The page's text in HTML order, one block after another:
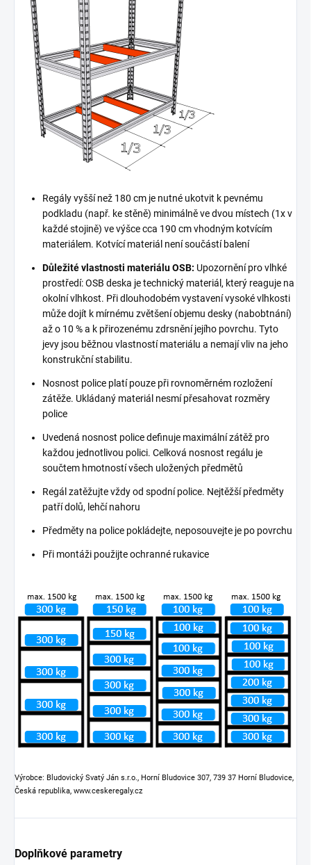
Regály vyšší než 180 cm je nutné ukotvit k pevnému
podkladu (např. ke stěně) minimálně ve dvou místech (1x v
každé stojině) ve výšce cca 190 cm vhodným kotvícím
materiálem. Kotvící materiál není součástí balení
Důležité vlastnosti materiálu OSB: Upozornění pro vlhké
prostředí: OSB deska je technický materiál, který reaguje na
okolní vlhkost. Při dlouhodobém vystavení vysoké vlhkosti
může dojít k mírnému zvětšení objemu desky (nabobtnání)
až o 10 % a k přirozenému zdrsnění jejího povrchu. Tyto
jevy jsou běžnou vlastností materiálu a nemají vliv na jeho
konstrukční stabilitu.
Nosnost police platí pouze při rovnoměrném rozložení
zátěže. Ukládaný materiál nesmí přesahovat rozměry
police
Uvedená nosnost police definuje maximální zátěž pro
každou jednotlivou polici. Celková nosnost regálu je
součtem hmotností všech uložených předmětů
Regál zatěžujte vždy od spodní police. Nejtěžší předměty
patří dolů, lehčí nahoru
Předměty na police pokládejte, neposouvejte je po povrchu
Při montáži použijte ochranné rukavice
Výrobce: Bludovický Svatý Ján s.r.o., Horní Bludovice 307, 739 37 Horní Bludovice,
Česká republika, www.ceskeregaly.cz
Doplňkové parametry